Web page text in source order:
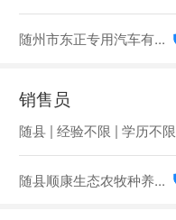
随州市东正专用汽车有...
销售员
随县 | 经验不限 | 学历不限
随县顺康生态农牧种养...